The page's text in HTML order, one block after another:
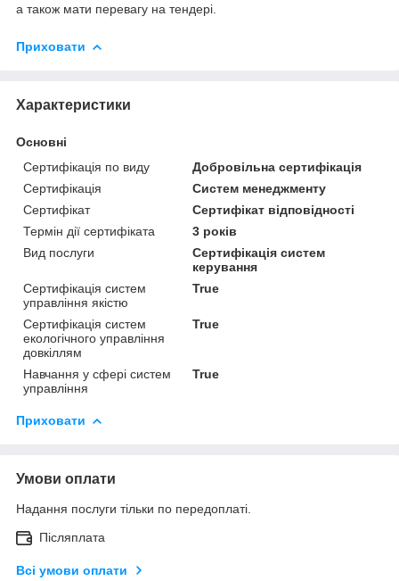
а також мати перевагу на тендері.
Приховати
Характеристики
Основні
Сертифікація по виду
Добровільна сертифікація
Сертифікація
Систем менеджменту
Сертифікат
Сертифікат відповідності
Термін дії сертифіката
3 років
Вид послуги
Сертифікація систем
керування
Сертифікація систем
управління якістю
True
Сертифікація систем
екологічного управління
довкіллям
True
Навчання у сфері систем
управління
True
Приховати
Умови оплати
Надання послуги тільки по передоплаті.
Післяплата
Всі умови оплати